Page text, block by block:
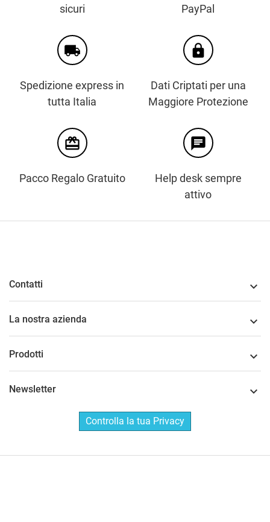
sicuri
PayPal
local_shipping
Spedizione express in
tutta Italia
https
Dati Criptati per una
Maggiore Protezione
card_giftcard
Pacco Regalo Gratuito
chat
Help desk sempre
attivo
Contatti 
La nostra azienda 
Prodotti 
Newsletter 
Controlla la tua Privacy